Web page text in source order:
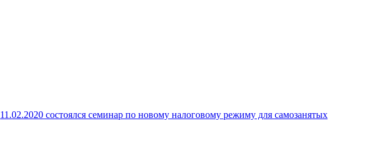
11.02.2020 состоялся семинар по новому налоговому режиму для самозанятых